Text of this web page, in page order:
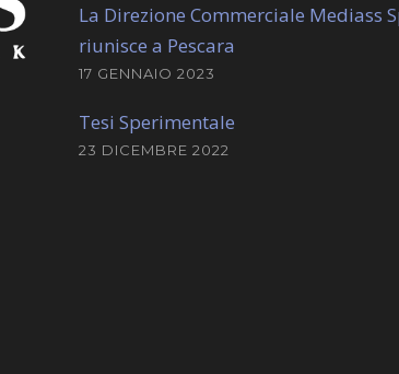
La Direzione Commerciale Mediass
riunisce a Pescara
17 GENNAIO 2023
Tesi Sperimentale
23 DICEMBRE 2022